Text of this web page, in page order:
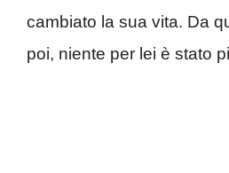
cambiato la sua vita. Da
poi, niente per lei è stato